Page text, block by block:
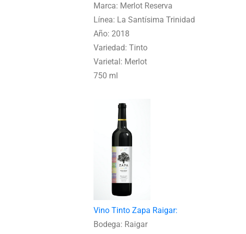
Marca: Merlot Reserva
Línea: La Santísima Trinidad
Año: 2018
Variedad: Tinto
Varietal: Merlot
750 ml
Vino Tinto Zapa Raigar:
Bodega: Raigar